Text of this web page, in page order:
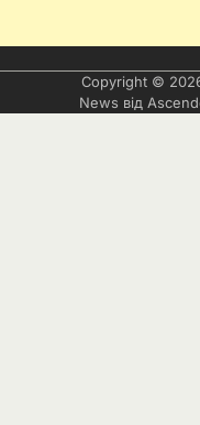
Copyright ©
News від